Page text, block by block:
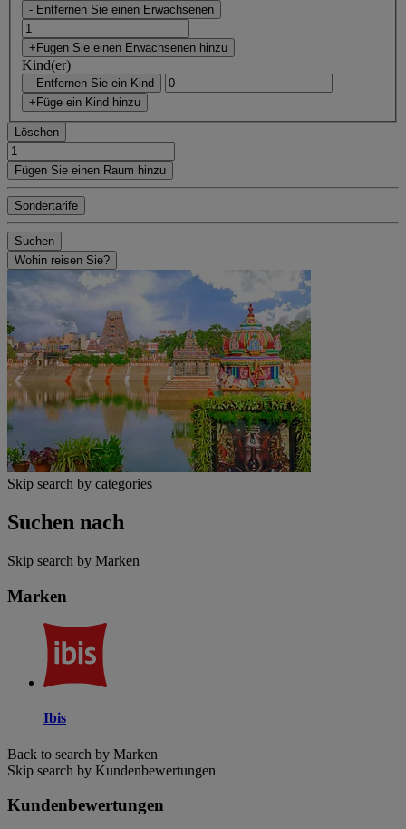
- Entfernen Sie einen Erwachsenen
+Fügen Sie einen Erwachsenen hinzu
Kind(er)
- Entfernen Sie ein Kind
+Füge ein Kind hinzu
Löschen
Fügen Sie einen Raum hinzu
Sondertarife
Suchen
Wohin reisen Sie?
Skip search by categories
Suchen nach
Skip search by Marken
Marken
Ibis
Back to search by Marken
Skip search by Kundenbewertungen
Kundenbewertungen